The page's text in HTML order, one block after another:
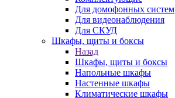
Для домофонных систем
Для видеонаблюдения
Для СКУД
Шкафы, щиты и боксы
Назад
Шкафы, щиты и боксы
Напольные шкафы
Настенные шкафы
Климатические шкафы